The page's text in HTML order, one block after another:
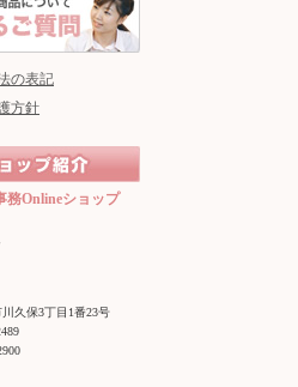
の表記
方針
務Onlineショップ
久保3丁目1番23号